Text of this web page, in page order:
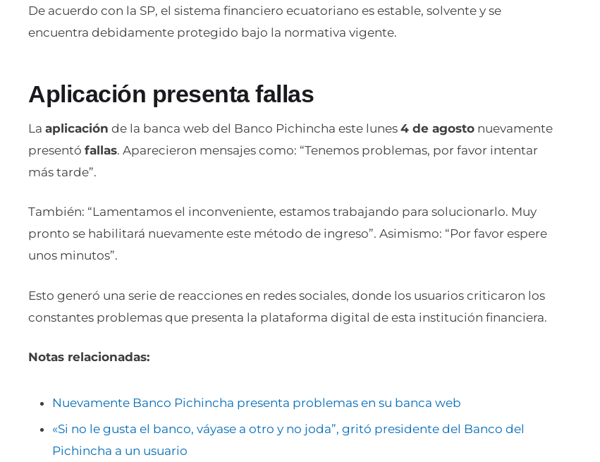
De acuerdo con la SP, el sistema financiero ecuatoriano es estable, solvente y se
encuentra debidamente protegido bajo la normativa vigente.
Aplicación presenta fallas
La aplicación de la banca web del Banco Pichincha este lunes 4 de agosto nuevamente
presentó fallas. Aparecieron mensajes como: “Tenemos problemas, por favor intentar
más tarde”.
También: “Lamentamos el inconveniente, estamos trabajando para solucionarlo. Muy
pronto se habilitará nuevamente este método de ingreso”. Asimismo: “Por favor espere
unos minutos”.
Esto generó una serie de reacciones en redes sociales, donde los usuarios criticaron los
constantes problemas que presenta la plataforma digital de esta institución financiera.
Notas relacionadas:
Nuevamente Banco Pichincha presenta problemas en su banca web
«Si no le gusta el banco, váyase a otro y no joda”, gritó presidente del Banco del
Pichincha a un usuario